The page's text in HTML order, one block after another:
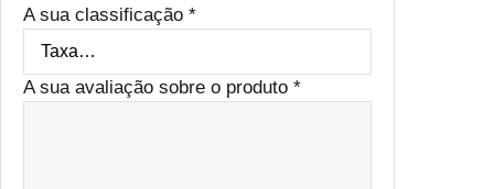
A sua classificação *
A sua avaliação sobre o produto *